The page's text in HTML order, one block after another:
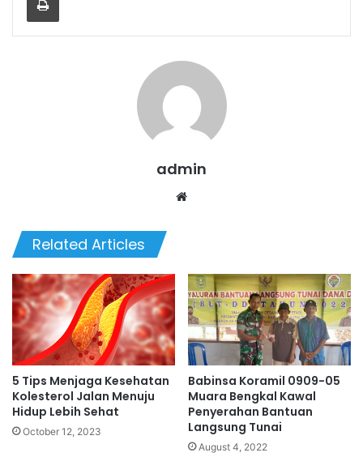
admin
Related Articles
5 Tips Menjaga Kesehatan
Kolesterol Jalan Menuju
Hidup Lebih Sehat
October 12, 2023
Babinsa Koramil 0909-05
Muara Bengkal Kawal
Penyerahan Bantuan
Langsung Tunai
August 4, 2022